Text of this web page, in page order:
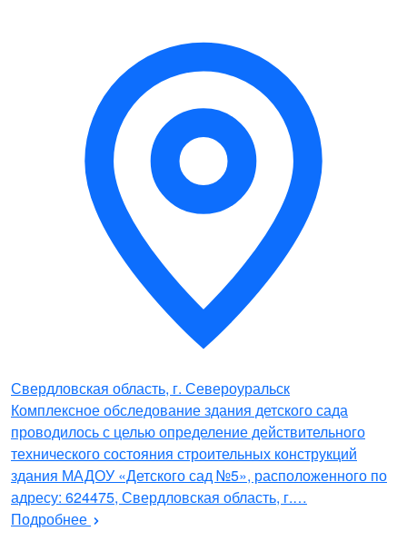
Свердловская область, г. Североуральск
Комплексное обследование здания детского сада
проводилось с целью определение действительного
технического состояния строительных конструкций
здания МАДОУ «Детского сад №5», расположенного по
адресу: 624475, Свердловская область, г.…
Подробнее